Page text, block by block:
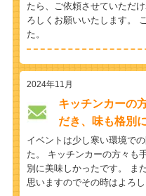
たら、ご依頼させていただ
ろしくお願いいたします。
た。
2024年11月
キッチンカーの
だき、味も格別
イベントは少し寒い環境で
た。 キッチンカーの方々も
別に美味しかったです。 ま
思いますのでその時はよろし